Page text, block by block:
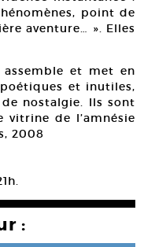
point de
aventure… ». Elles
et met en
et inutiles,
nostalgie. Ils sont
de l’amnésie
2008
: